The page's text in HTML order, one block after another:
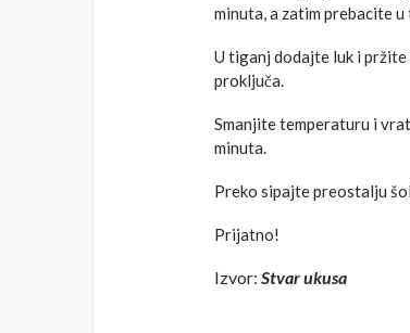
minuta, a zatim prebacite u
U tiganj dodajte luk i pržite
proključa.
Smanjite temperaturu i
minuta.
Preko sipajte preostalju
Prijatno!
Izvor: Stvar ukusa